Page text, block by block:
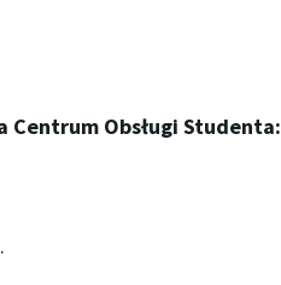
Centrum Obsługi Studenta:
.